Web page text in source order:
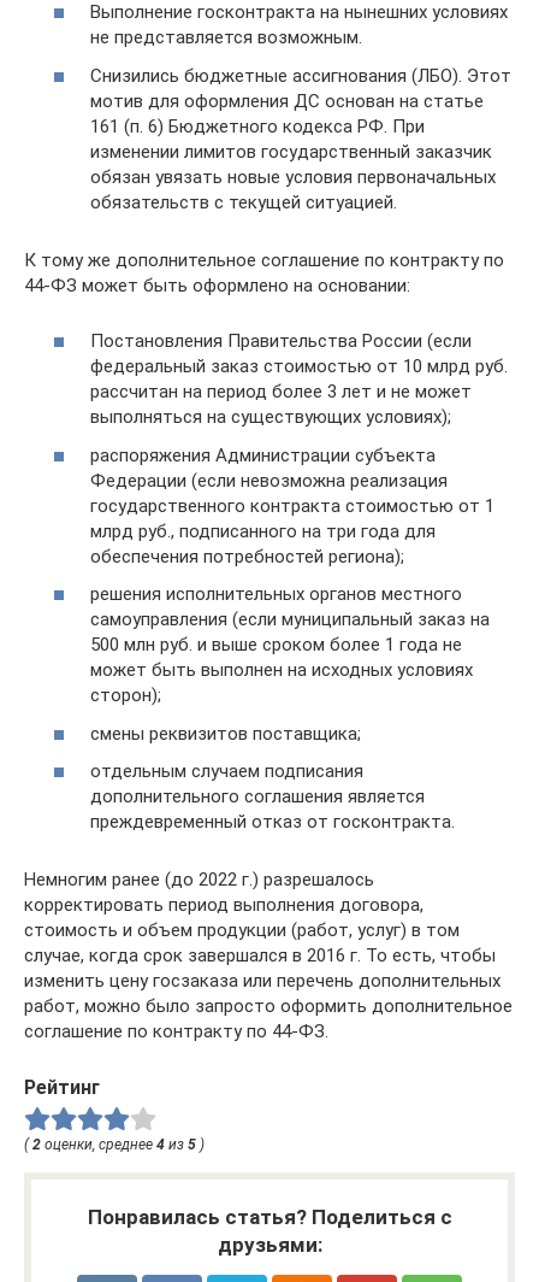
Выполнение госконтракта на нынешних условиях
не представляется возможным.
Снизились бюджетные ассигнования (ЛБО). Этот
мотив для оформления ДС основан на статье
161 (п. 6) Бюджетного кодекса РФ. При
изменении лимитов государственный заказчик
обязан увязать новые условия первоначальных
обязательств с текущей ситуацией.
К тому же дополнительное соглашение по контракту по
44-ФЗ может быть оформлено на основании:
Постановления Правительства России (если
федеральный заказ стоимостью от 10 млрд руб.
рассчитан на период более 3 лет и не может
выполняться на существующих условиях);
распоряжения Администрации субъекта
Федерации (если невозможна реализация
государственного контракта стоимостью от 1
млрд руб., подписанного на три года для
обеспечения потребностей региона);
решения исполнительных органов местного
самоуправления (если муниципальный заказ на
500 млн руб. и выше сроком более 1 года не
может быть выполнен на исходных условиях
сторон);
смены реквизитов поставщика;
отдельным случаем подписания
дополнительного соглашения является
преждевременный отказ от госконтракта.
Немногим ранее (до 2022 г.) разрешалось
корректировать период выполнения договора,
стоимость и объем продукции (работ, услуг) в том
случае, когда срок завершался в 2016 г. То есть, чтобы
изменить цену госзаказа или перечень дополнительных
работ, можно было запросто оформить дополнительное
соглашение по контракту по 44-ФЗ.
Рейтинг
(2 оценки, среднее 4 из 5 )
Понравилась статья? Поделиться с
друзьями: